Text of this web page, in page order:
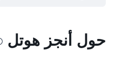
حول أنجز هوتل